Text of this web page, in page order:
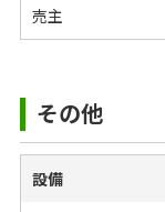
売主
その他
設備